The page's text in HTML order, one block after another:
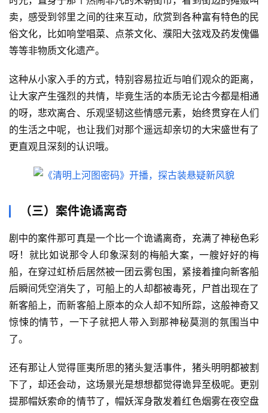
书
网
文
追
剧
观
影
卖，感受到邻里之间的往来互动，欣赏到各种富有特色的民
俗文化，比如响堂唱菜、点茶文化、濮阳大弦戏及药发傀儡
等等非物质文化遗产。
这种从小家入手的方式，特别容易拉近与咱们观众的距离，
让大家产生强烈的共情，毕竟生活的本质无论古今都是相通
的呀，悲欢离合、乐观坚韧这些情感元素，始终贯穿在人们
的生活之中呢，也让我们对那个遥远却亲切的大宋盛世有了
更直观且深刻的认识哦。
（三）案件诡谲离奇
剧中的案件那可真是一个比一个诡谲离奇，充满了神秘色彩
呀！就比如说那令人印象深刻的梅船大案，一艘好好的梅
船，在穿过虹桥后居然被一团云雾包围，紧接着撞向新客船
后瞬间凭空消失了，可船上的人却都被毒死，尸首出现在了
新客船上，而新客船上原本的众人却不知所踪，这般神奇又
惊悚的情节，一下子就把人带入到那神秘莫测的氛围当中
了。
还有那让人觉得匪夷所思的猪头复活事件，猪头明明都被割
下了，却还会动，这场景光是想想都觉得诡异至极呢。更别
提那帽妖索命的情节了，帽妖浑身散发着红色烟雾在夜空盘